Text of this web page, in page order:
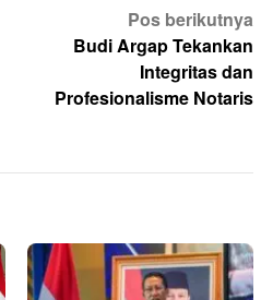
Pos berikutnya
Budi Argap Tekankan
Integritas dan
Profesionalisme Notaris